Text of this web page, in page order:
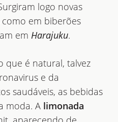
logo novas
em biberões
em Harajuku.
que é natural, talvez
e da
saudáveis, as bebidas
moda. A limonada